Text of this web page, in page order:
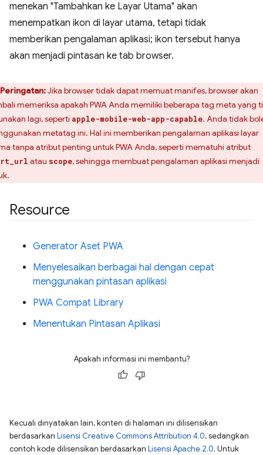
menekan "Tambahkan ke Layar Utama" akan
menempatkan ikon di layar utama, tetapi tidak
memberikan pengalaman aplikasi; ikon tersebut hanya
akan menjadi pintasan ke tab browser.
Peringatan:Jika browser tidak dapat memuat manifes, browser akan
memeriksa apakah PWA Anda memiliki beberapa tag meta yang
lagi, seperti apple-mobile-web-app-capable. Anda tidak
metatag ini. Hal ini memberikan pengalaman aplikasi layar
tanpa atribut penting untuk PWA Anda, seperti mematuhi atribut
atau scope, sehingga membuat pengalaman aplikasi menjadi
Resource
Generator Aset PWA
Menyelesaikan berbagai hal dengan cepat
menggunakan pintasan aplikasi
PWA Compat Library
Menentukan Pintasan Aplikasi
Apakah informasi ini membantu?
Kecuali dinyatakan lain, konten di halaman ini dilisensikan
berdasarkan Lisensi Creative Commons Attribution 4.0, sedangkan
contoh kode dilisensikan berdasarkan Lisensi Apache 2.0. Untuk